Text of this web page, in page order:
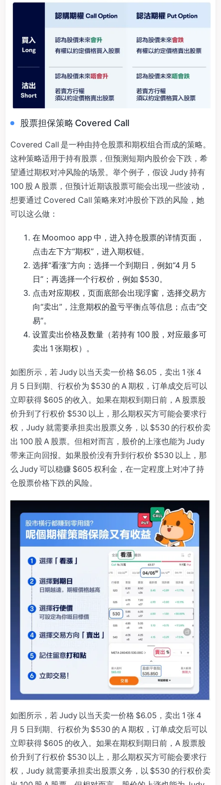
股票担保策略 Covered Call
Covered Call 是一种由持仓股票和期权组合而成的策略。
这种策略适用于持有股票，但预测短期内股价会下跌，希
望通过期权对冲风险的场景。举个例子，假设 Judy 持有
100 股 A 股票，但预计近期该股票可能会出现一些波动，
想要通过 Covered Call 策略来对冲股价下跌的风险，她
可以这么做：
在 Moomoo app 中，进入持仓股票的详情页面，
点击左下方“期权”，进入期权链。
选择“看涨”方向；选择一个到期日，例如“4 月 5
日”；再选择一个行权价，例如 $530。
点击对应期权，页面底部会出现浮窗，选择交易方
向“卖出”，注意期权的盈亏平衡点等信息；点击“交
易”。
设置卖出价格及数量（若持有 100 股，对应最多可
卖出 1 张期权）。
如图所示，若 Judy 以当天卖一价格 $6.05，卖出 1 张 4
月 5 日到期、行权价为 $530 的 A 期权，订单成交后可以
立即获得 $605 的收入。如果在期权到期日前，A 股票股
价升到了行权价 $530 以上，那么期权买方可能会要求行
权，Judy 就需要承担卖出股票义务，以 $530 的行权价卖
出 100 股 A 股票。但相对而言，股价的上涨也能为 Judy
带来正向回报。如果股价没有升到行权价 $530 以上，那
么 Judy 可以稳赚 $605 权利金，在一定程度上对冲了持
仓股票价格下跌的风险。
如图所示，若 Judy 以当天卖一价格 $6.05，卖出 1 张 4
月 5 日到期、行权价为 $530 的 A 期权，订单成交后可以
立即获得 $605 的收入。如果在期权到期日前，A 股票股
价升到了行权价 $530 以上，那么期权买方可能会要求行
权，Judy 就需要承担卖出股票义务，以 $530 的行权价卖